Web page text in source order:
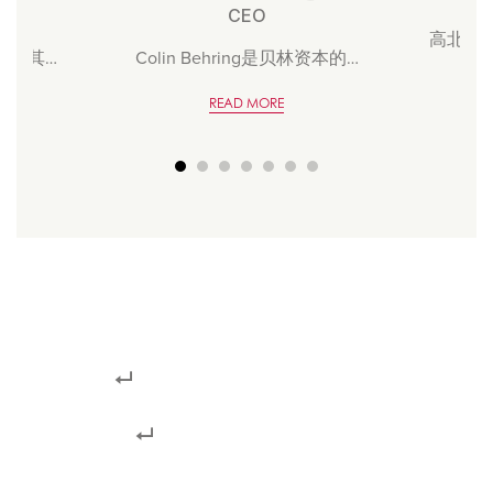
及其…
CEO
Colin Behring是贝林资本的…
READ MORE
高北先